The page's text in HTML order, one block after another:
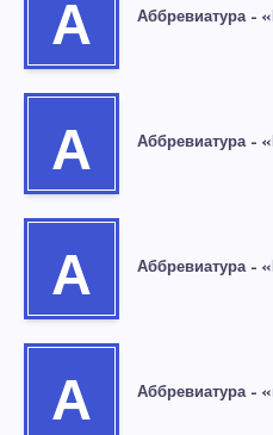
А Аббревиатура –
А Аббревиатура –
А Аббревиатура –
А Аббревиатура –